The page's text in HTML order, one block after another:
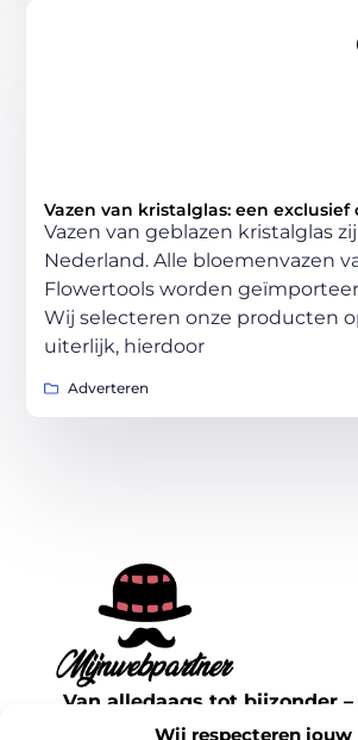
Wij respecteren jouw
Vazen van kristalglas: een exclusief
Vazen van geblazen kristalglas
Nederland. Alle bloemenvazen
Flowertools worden
Wij selecteren onze producten
uiterlijk, hierdoor
Adverteren
Van alledaags tot bijzonder
mijnwebpartner.nl.